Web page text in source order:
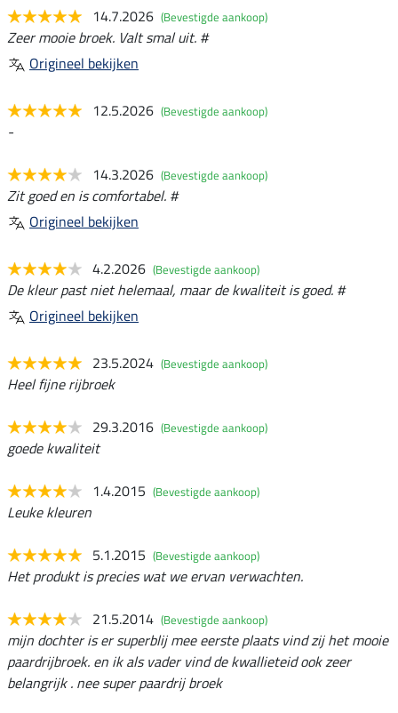
14.7.2026 (Bevestigde aankoop)
Zeer mooie broek. Valt smal uit. #
Origineel bekijken
12.5.2026 (Bevestigde aankoop)
-
14.3.2026 (Bevestigde aankoop)
Zit goed en is comfortabel. #
Origineel bekijken
4.2.2026 (Bevestigde aankoop)
De kleur past niet helemaal, maar de kwaliteit is goed. #
Origineel bekijken
23.5.2024 (Bevestigde aankoop)
Heel fijne rijbroek
29.3.2016 (Bevestigde aankoop)
goede kwaliteit
1.4.2015 (Bevestigde aankoop)
Leuke kleuren
5.1.2015 (Bevestigde aankoop)
Het produkt is precies wat we ervan verwachten.
21.5.2014 (Bevestigde aankoop)
mijn dochter is er superblij mee eerste plaats vind zij het mooie
paardrijbroek. en ik als vader vind de kwallieteid ook zeer
belangrijk . nee super paardrij broek